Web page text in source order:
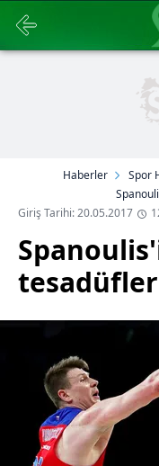
Haberler Spor
Giriş Tarihi: 20.05.2017